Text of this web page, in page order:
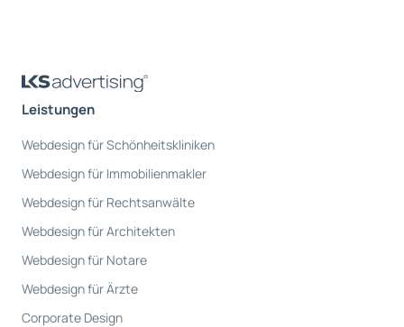
Leistungen
Webdesign für Schönheitskliniken
Webdesign für Immobilienmakler
Webdesign für Rechtsanwälte
Webdesign für Architekten
Webdesign für Notare
Webdesign für Ärzte
Corporate Design